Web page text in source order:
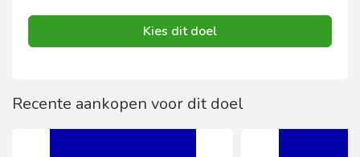
Kies dit doel
Recente aankopen voor dit doel